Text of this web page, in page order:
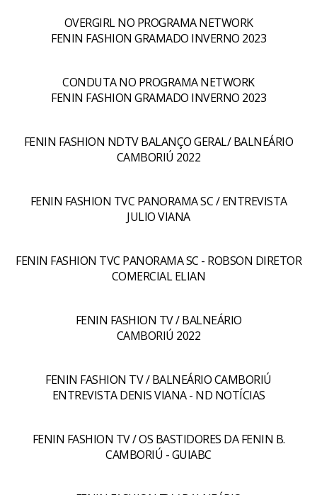
OVERGIRL NO PROGRAMA NETWORK
FENIN FASHION GRAMADO INVERNO 2023
CONDUTA NO PROGRAMA NETWORK
FENIN FASHION GRAMADO INVERNO 2023
FENIN FASHION NDTV BALANÇO GERAL/ BALNEÁRIO
CAMBORIÚ 2022
FENIN FASHION TVC PANORAMA SC / ENTREVISTA
JULIO VIANA
FENIN FASHION TVC PANORAMA SC - ROBSON DIRETOR
COMERCIAL ELIAN
FENIN FASHION TV / BALNEÁRIO
CAMBORIÚ 2022
FENIN FASHION TV / BALNEÁRIO CAMBORIÚ
ENTREVISTA DENIS VIANA - ND NOTÍCIAS
FENIN FASHION TV / OS BASTIDORES DA FENIN B.
CAMBORIÚ - GUIABC